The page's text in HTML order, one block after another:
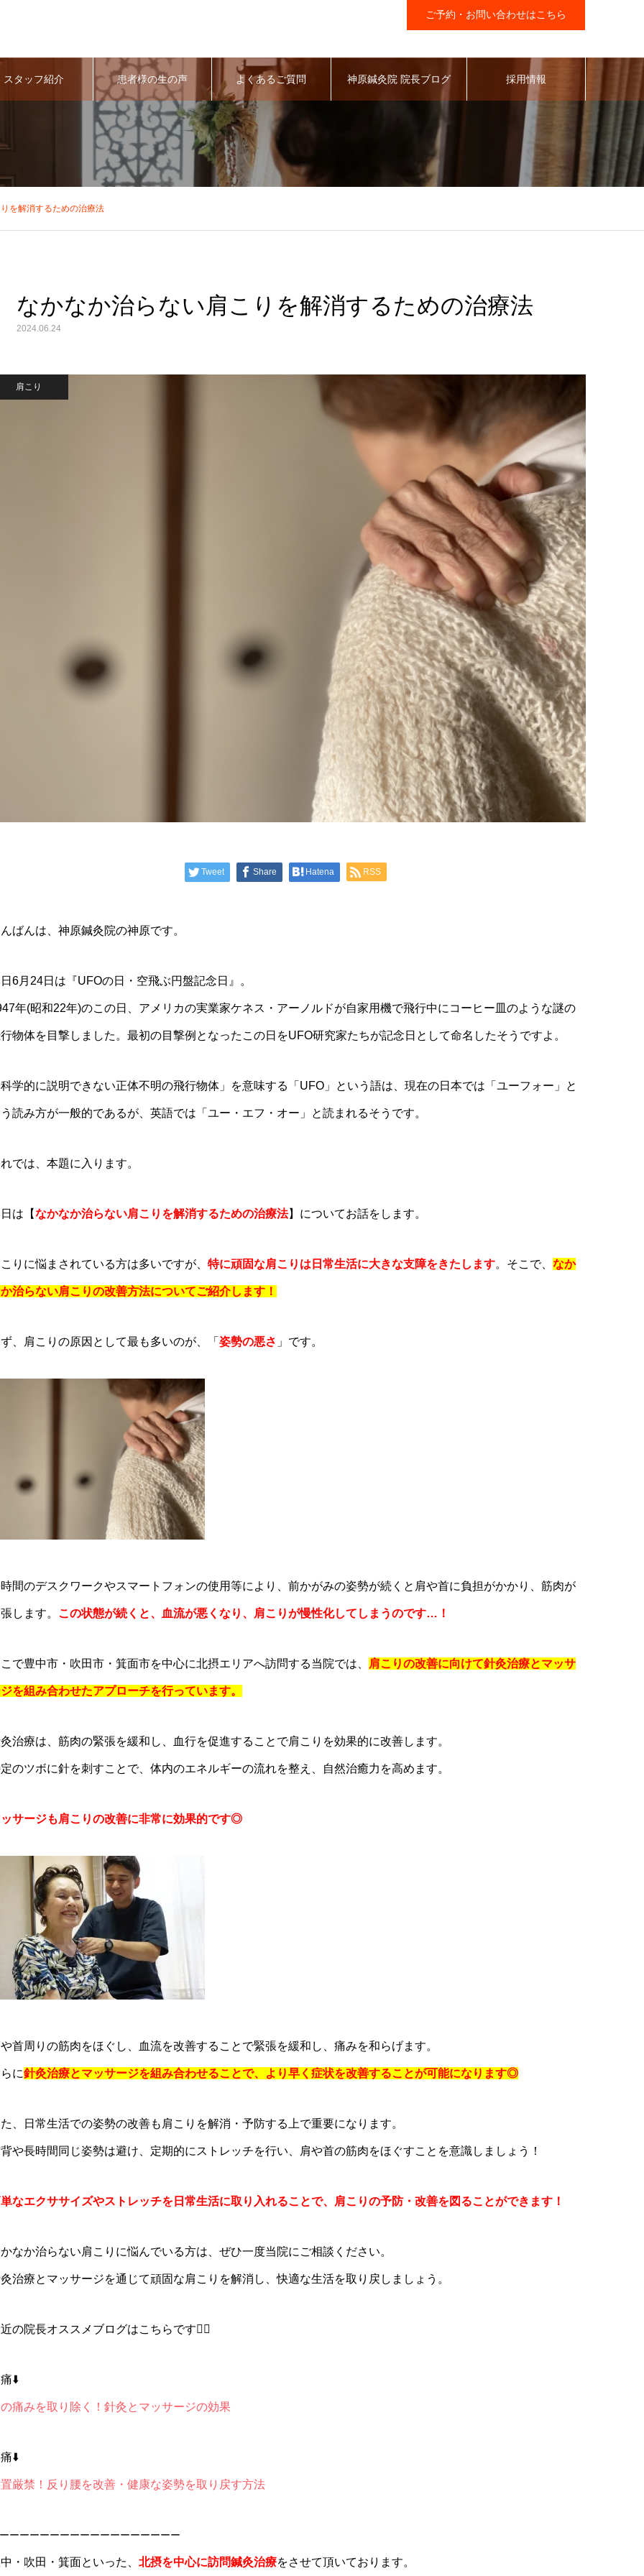
ご予約・お問い合わせはこちら
スタッフ紹介 患者様の生の声 よくあるご質問 神原鍼灸院 院長ブログ 採用情報
を解消するための治療法
なかなか治らない肩こりを解消するための治療法
2024.06.24
肩こり
Tweet Share Hatena RSS
ばんは、神原鍼灸院の神原です。
6月24日は『UFOの日・空飛ぶ円盤記念日』。
年(昭和22年)のこの日、アメリカの実業家ケネス・アーノルドが自家用機で飛行中にコーヒー皿のような謎の
物体を目撃しました。最初の目撃例となったこの日をUFO研究家たちが記念日として命名したそうですよ。
学的に説明できない正体不明の飛行物体」を意味する「UFO」という語は、現在の日本では「ユーフォー」と
読み方が一般的であるが、英語では「ユー・エフ・オー」と読まれるそうです。
では、本題に入ります。
は【なかなか治らない肩こりを解消するための治療法】についてお話をします。
りに悩まされている方は多いですが、 特に頑固な肩こりは日常生活に大きな支障をきたします。そこで、 なか
治らない肩こりの改善方法についてご紹介します！
、肩こりの原因として最も多いのが、「 姿勢の悪さ 」です。
間のデスクワークやスマートフォンの使用等により、前かがみの姿勢が続くと肩や首に負担がかかり、筋肉が
します。 この状態が続くと、血流が悪くなり、肩こりが慢性化してしまうのです…！
で豊中市・吹田市・箕面市を中心に北摂エリアへ訪問する当院では、 肩こりの改善に向けて針灸治療とマッサ
を組み合わせたアプローチを行っています。
治療は、筋肉の緊張を緩和し、血行を促進することで肩こりを効果的に改善します。
のツボに針を刺すことで、体内のエネルギーの流れを整え、自然治癒力を高めます。
サージも肩こりの改善に非常に効果的です◎
首周りの筋肉をほぐし、血流を改善することで緊張を緩和し、痛みを和らげます。
に針灸治療とマッサージを組み合わせることで、より早く症状を改善することが可能になります◎
、日常生活での姿勢の改善も肩こりを解消・予防する上で重要になります。
や長時間同じ姿勢は避け、定期的にストレッチを行い、肩や首の筋肉をほぐすことを意識しましょう！
なエクササイズやストレッチを日常生活に取り入れることで、肩こりの予防・改善を図ることができます！
なか治らない肩こりに悩んでいる方は、ぜひ一度当院にご相談ください。
治療とマッサージを通じて頑固な肩こりを解消し、快適な生活を取り戻しましょう。
の院長オススメブログはこちらです💁‍♀️
⬇️
痛みを取り除く！針灸とマッサージの効果
⬇️
厳禁！反り腰を改善・健康な姿勢を取り戻す方法
ーーーーーーーーーーーーーーーーー
・吹田・箕面といった、 北摂を中心に訪問鍼灸治療をさせて頂いております。